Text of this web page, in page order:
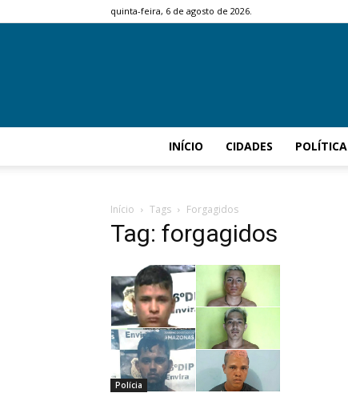
quinta-feira, 6 de agosto de 2026.
INÍCIO CIDADES POLÍTICA
Início Tags Forgagidos
Tag: forgagidos
Polícia